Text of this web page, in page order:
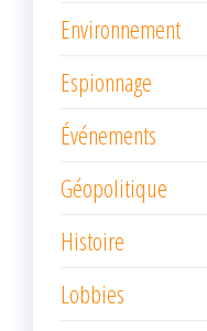
Environnement
Espionnage
Événements
Géopolitique
Histoire
Lobbies